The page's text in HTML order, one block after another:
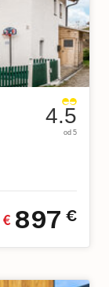
4.5
od 5
€ 897 €